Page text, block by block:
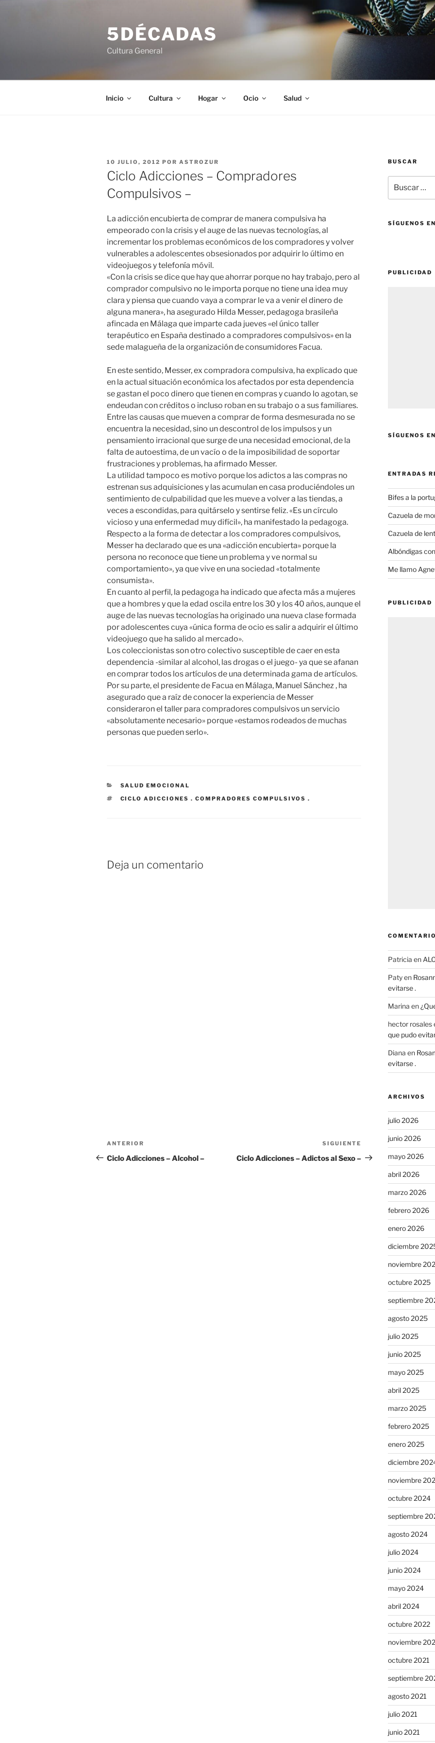
5DÉCADAS
Cultura General
Inicio Cultura Hogar Ocio Salud
PUBLICADO
EL
10 JULIO, 2012 POR ASTROZUR
Ciclo Adicciones – Compradores
Compulsivos –
La adicción encubierta de comprar de manera compulsiva ha
empeorado con la crisis y el auge de las nuevas tecnologías, al
incrementar los problemas económicos de los compradores y volver
vulnerables a adolescentes obsesionados por adquirir lo último en
videojuegos y telefonía móvil.
«Con la crisis se dice que hay que ahorrar porque no hay trabajo, pero al
comprador compulsivo no le importa porque no tiene una idea muy
clara y piensa que cuando vaya a comprar le va a venir el dinero de
alguna manera», ha asegurado Hilda Messer, pedagoga brasileña
afincada en Málaga que imparte cada jueves «el único taller
terapéutico en España destinado a compradores compulsivos» en la
sede malagueña de la organización de consumidores Facua.
En este sentido, Messer, ex compradora compulsiva, ha explicado que
en la actual situación económica los afectados por esta dependencia
se gastan el poco dinero que tienen en compras y cuando lo agotan, se
endeudan con créditos o incluso roban en su trabajo o a sus familiares.
Entre las causas que mueven a comprar de forma desmesurada no se
encuentra la necesidad, sino un descontrol de los impulsos y un
pensamiento irracional que surge de una necesidad emocional, de la
falta de autoestima, de un vacío o de la imposibilidad de soportar
frustraciones y problemas, ha afirmado Messer.
La utilidad tampoco es motivo porque los adictos a las compras no
estrenan sus adquisiciones y las acumulan en casa produciéndoles un
sentimiento de culpabilidad que les mueve a volver a las tiendas, a
veces a escondidas, para quitárselo y sentirse feliz. «Es un círculo
vicioso y una enfermedad muy difícil», ha manifestado la pedagoga.
Respecto a la forma de detectar a los compradores compulsivos,
Messer ha declarado que es una «adicción encubierta» porque la
persona no reconoce que tiene un problema y ve normal su
comportamiento», ya que vive en una sociedad «totalmente
consumista».
En cuanto al perfil, la pedagoga ha indicado que afecta más a mujeres
que a hombres y que la edad oscila entre los 30 y los 40 años, aunque el
auge de las nuevas tecnologías ha originado una nueva clase formada
por adolescentes cuya «única forma de ocio es salir a adquirir el último
videojuego que ha salido al mercado».
Los coleccionistas son otro colectivo susceptible de caer en esta
dependencia -similar al alcohol, las drogas o el juego- ya que se afanan
en comprar todos los artículos de una determinada gama de artículos.
Por su parte, el presidente de Facua en Málaga, Manuel Sánchez , ha
asegurado que a raíz de conocer la experiencia de Messer
consideraron el taller para compradores compulsivos un servicio
«absolutamente necesario» porque «estamos rodeados de muchas
personas que pueden serlo».
CATEGORÍAS
SALUD EMOCIONAL
ETIQUETAS
CICLO ADICCIONES . COMPRADORES COMPULSIVOS .
Deja un comentario
Navegación
de
Entrada
anterior:
ANTERIOR
Ciclo Adicciones – Alcohol –
Siguiente
entrada
SIGUIENTE
Ciclo Adicciones – Adictos al Sexo –
BUSCAR
por:
SÍGUENOS
PUBLICIDAD
SÍGUENOS
ENTRADAS
Bifes a la
Cazuela de
Cazuela de
Albóndigas
Me llamo
PUBLICIDAD
Patricia en
Patyen
evitarse .
Marina en
hector rosales
que pudo
Diana en
evitarse .
ARCHIVOS
julio 2026
junio 2026
mayo 2026
abril 2026
marzo 2026
febrero 2026
enero 2026
diciembre
noviembre
octubre 2025
septiembre
agosto 2025
julio 2025
junio 2025
mayo 2025
abril 2025
marzo 2025
febrero 2025
enero 2025
diciembre
noviembre
octubre 2024
septiembre
agosto 2024
julio 2024
junio 2024
mayo 2024
abril 2024
octubre 2022
noviembre
octubre 2021
septiembre
agosto 2021
julio 2021
junio 2021